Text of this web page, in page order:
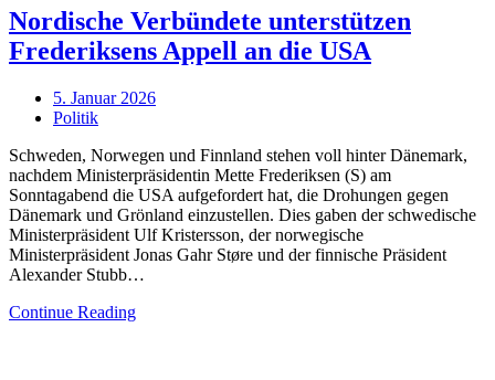
Nordische Verbündete unterstützen
Frederiksens Appell an die USA
Posted
on
5. Januar 2026
Politik
Schweden, Norwegen und Finnland stehen voll hinter Dänemark,
nachdem Ministerpräsidentin Mette Frederiksen (S) am
Sonntagabend die USA aufgefordert hat, die Drohungen gegen
Dänemark und Grönland einzustellen. Dies gaben der schwedische
Ministerpräsident Ulf Kristersson, der norwegische
Ministerpräsident Jonas Gahr Støre und der finnische Präsident
Alexander Stubb…
Continue Reading